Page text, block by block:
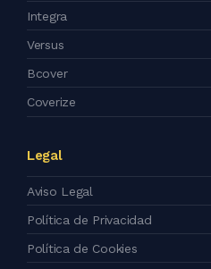
Integra
Versus
Bcover
Coverize
Legal
Aviso Legal
Política de Privacidad
Política de Cookies